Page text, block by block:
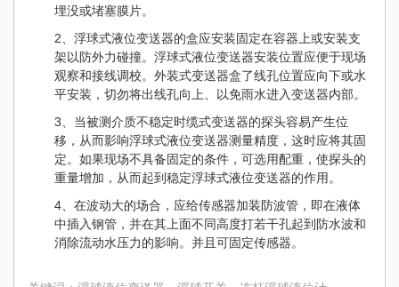
埋没或堵塞膜片。
2、浮球式液位变送器的盒应安装固定在容器上或安装支
架以防外力碰撞。浮球式液位变送器安装位置应便于现场
观察和接线调校。外装式变送器盒了线孔位置应向下或水
平安装，切勿将出线孔向上、以免雨水进入变送器内部。
3、当被测介质不稳定时缆式变送器的探头容易产生位
移，从而影响浮球式液位变送器测量精度，这时应将其固
定。如果现场不具备固定的条件，可选用配重，使探头的
重量增加，从而起到稳定浮球式液位变送器的作用。
4、在波动大的场合，应给传感器加装防波管，即在液体
中插入钢管，并在其上面不同高度打若干孔起到防水波和
消除流动水压力的影响。并且可固定传感器。